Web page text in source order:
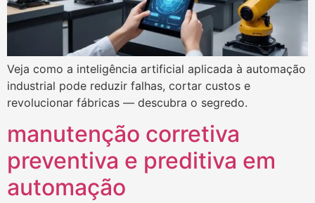
Veja como a inteligência artificial aplicada à automação
industrial pode reduzir falhas, cortar custos e
revolucionar fábricas — descubra o segredo.
manutenção corretiva
preventiva e preditiva em
automação